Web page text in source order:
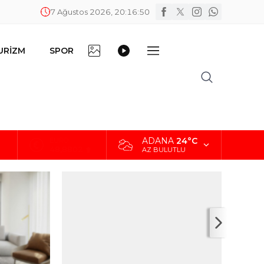
7 Ağustos 2026, 20:16:51
SPOR
BİST
48,8802
ADANA 24°C
AZ BULUTLU